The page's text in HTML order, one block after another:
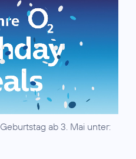
Geburtstag ab 3. Mai unter: